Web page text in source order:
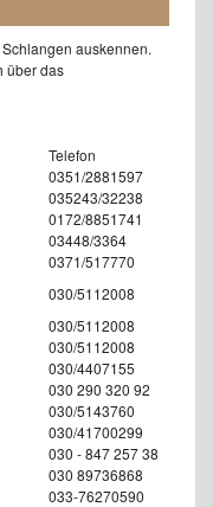
auskennen.
über das
Telefon
0351/2881597
035243/32238
0172/8851741
03448/3364
0371/517770
030/5112008
030/5112008
030/5112008
030/4407155
030 290 320 92
030/5143760
030/41700299
030 - 847 257 38
030 89736868
033-76270590